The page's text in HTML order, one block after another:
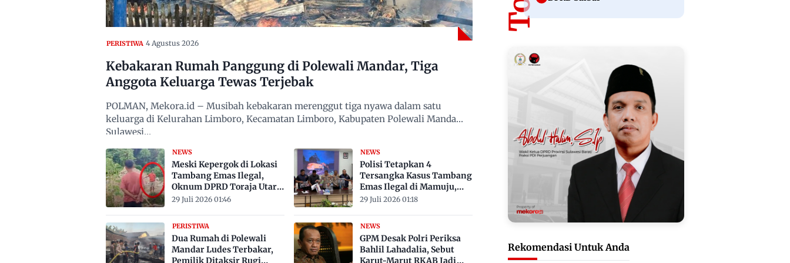
PERISTIWA 4 Agustus 2026
Kebakaran Rumah Panggung di Polewali Mandar, Tiga
Anggota Keluarga Tewas Terjebak
POLMAN, Mekora.id – Musibah kebakaran merenggut tiga nyawa dalam satu
keluarga di Kelurahan Limboro, Kecamatan Limboro, Kabupaten Polewali Mandar,
Sulawesi…
NEWS
Meski Kepergok di Lokasi
Tambang Emas Ilegal,
Oknum DPRD Toraja Utara
Belum Jadi Tersangka
29 Juli 2026 01:46
NEWS
Polisi Tetapkan 4
Tersangka Kasus Tambang
Emas Ilegal di Mamuju,
Satu ASN
29 Juli 2026 01:18
PERISTIWA
Dua Rumah di Polewali
Mandar Ludes Terbakar,
Pemilik Ditaksir Rugi
NEWS
GPM Desak Polri Periksa
Bahlil Lahadalia, Sebut
Karut-Marut RKAB Jadi
Rekomendasi Untuk Anda